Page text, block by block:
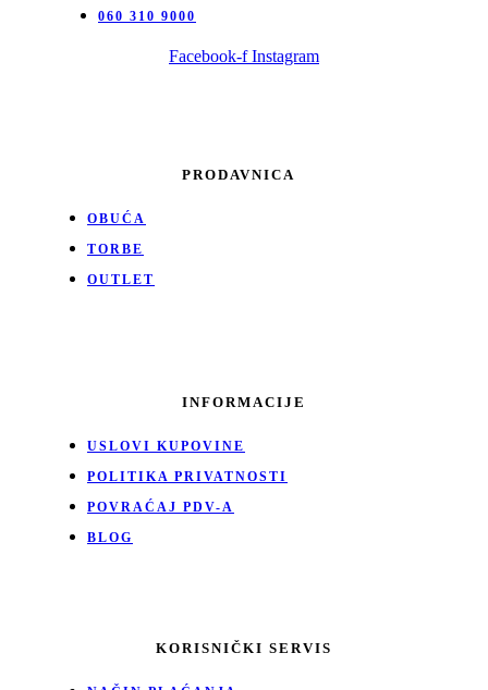
060 310 9000
Facebook-f Instagram
PRODAVNICA
OBUĆA
TORBE
OUTLET
INFORMACIJE
USLOVI KUPOVINE
POLITIKA PRIVATNOSTI
POVRAĆAJ PDV-A
BLOG
KORISNIČKI SERVIS